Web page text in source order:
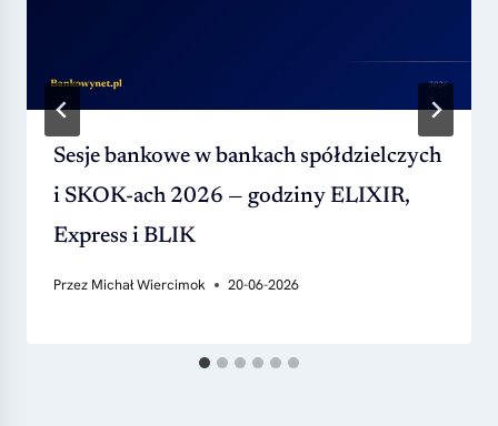
Sesje bankowe w bankach spółdzielczych
i SKOK-ach 2026 — godziny ELIXIR,
Express i BLIK
Przez Michał Wiercimok 20-06-2026